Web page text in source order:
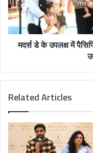
मदर्स डे के उपलक्ष में
Related Articles